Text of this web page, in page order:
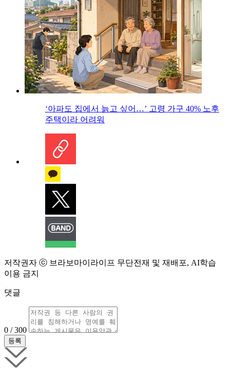
‘아파도 집에서 늙고 싶어…’ 고령 가구 40% 노후
주택이라 어려워
저작권자 ⓒ 브라보마이라이프 무단전재 및 재배포, AI학습
이용 금지
댓글
0 / 300